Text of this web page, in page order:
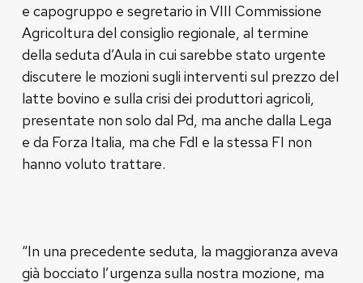
e capogruppo e segretario in VIII Commissione
Agricoltura del consiglio regionale, al termine
della seduta d’Aula in cui sarebbe stato urgente
discutere le mozioni sugli interventi sul prezzo del
latte bovino e sulla crisi dei produttori agricoli,
presentate non solo dal Pd, ma anche dalla Lega
e da Forza Italia, ma che FdI e la stessa FI non
hanno voluto trattare.
“In una precedente seduta, la maggioranza aveva
già bocciato l’urgenza sulla nostra mozione, ma